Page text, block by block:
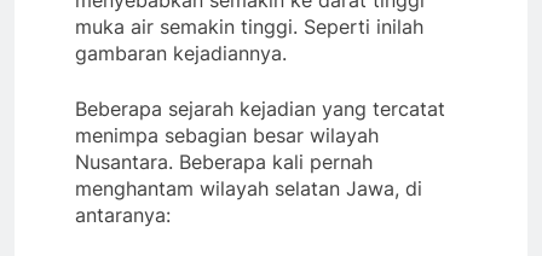
muka air semakin tinggi. Seperti inilah
gambaran kejadiannya.
Beberapa sejarah kejadian yang tercatat
menimpa sebagian besar wilayah
Nusantara. Beberapa kali pernah
menghantam wilayah selatan Jawa, di
antaranya: